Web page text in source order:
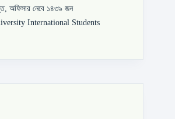
অফিসার নেবে ১৪৩৯ জন
International Students